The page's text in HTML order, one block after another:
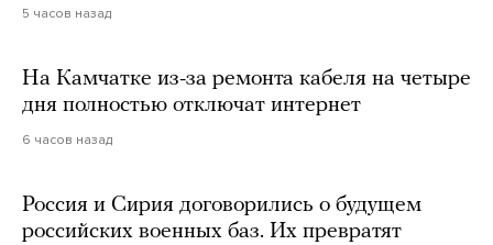
5 часов назад
На Камчатке из-за ремонта кабеля на четыре
дня полностью отключат интернет
6 часов назад
Россия и Сирия договорились о будущем
российских военных баз. Их превратят